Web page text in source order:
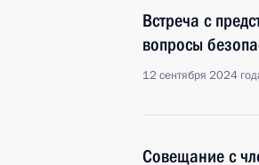
Встреча с
вопросы
12 сентября 2024
Совещание с